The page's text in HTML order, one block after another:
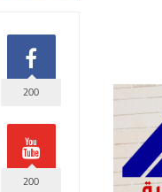
200
200